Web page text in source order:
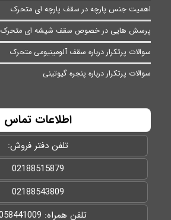
اهمیت جنس پارچه در سقف پارچه ای متحرک
پرسش هایی در خصوص سقف شیشه ای متحرک
سوالات پرتکرار درباره سقف آلومینیومی متحرک
سوالات پرتکرار درباره پنجره گیوتینی
اطلاعات تماس
تلفن دفتر فروش:
02188515879
02188543809
تلفن همراه: 09058441009